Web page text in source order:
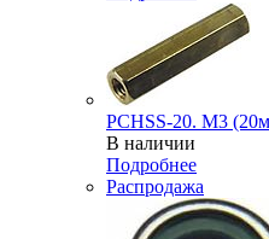
PCHSS-20. M3
В наличии
Подробнее
Распродажа